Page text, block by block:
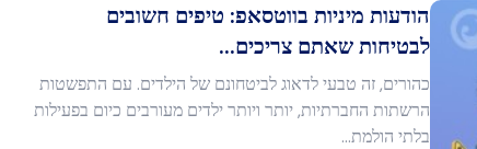
הודעות מיניות בווטסאפ: טיפים חשובים
לבטיחות שאתם צריכים...
כהורים, זה טבעי לדאוג לביטחונם של הילדים. עם התפשטות
הרשתות החברתיות, יותר ויותר ילדים מעורבים כיום בפעילות
בלתי הולמת…